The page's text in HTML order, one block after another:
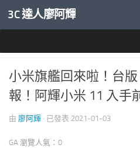
內文下方
3C 達人廖阿輝
小米旗艦回來啦！台
報！阿輝小米 11 入手
由 廖阿輝 · 已發表 2021-01-03
GA 瀏覽人氣：0